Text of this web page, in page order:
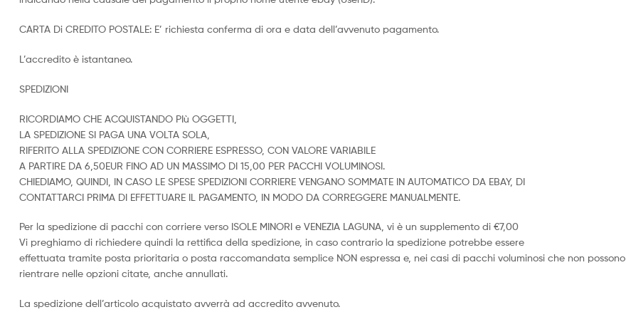
CARTA Di CREDITO POSTALE: E’ richiesta conferma di ora e data dell’avvenuto pagamento.
L’accredito è istantaneo.
SPEDIZIONI
RICORDIAMO CHE ACQUISTANDO PIù OGGETTI,
LA SPEDIZIONE SI PAGA UNA VOLTA SOLA,
RIFERITO ALLA SPEDIZIONE CON CORRIERE ESPRESSO, CON VALORE VARIABILE
A PARTIRE DA 6,50EUR FINO AD UN MASSIMO DI 15,00 PER PACCHI VOLUMINOSI.
CHIEDIAMO, QUINDI, IN CASO LE SPESE SPEDIZIONI CORRIERE VENGANO SOMMATE IN AUTOMATICO DA EBAY, DI
CONTATTARCI PRIMA DI EFFETTUARE IL PAGAMENTO, IN MODO DA CORREGGERE MANUALMENTE.
Per la spedizione di pacchi con corriere verso ISOLE MINORI e VENEZIA LAGUNA, vi è un supplemento di €7,00
Vi preghiamo di richiedere quindi la rettifica della spedizione, in caso contrario la spedizione potrebbe essere
effettuata tramite posta prioritaria o posta raccomandata semplice NON espressa e, nei casi di pacchi voluminosi che non possono
rientrare nelle opzioni citate, anche annullati.
La spedizione dell’articolo acquistato avverrà ad accredito avvenuto.